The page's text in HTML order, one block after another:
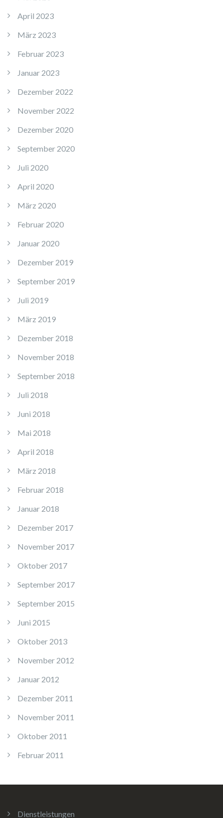
April 2023
März 2023
Februar 2023
Januar 2023
Dezember 2022
November 2022
Dezember 2020
September 2020
Juli 2020
April 2020
März 2020
Februar 2020
Januar 2020
Dezember 2019
September 2019
Juli 2019
März 2019
Dezember 2018
November 2018
September 2018
Juli 2018
Juni 2018
Mai 2018
April 2018
März 2018
Februar 2018
Januar 2018
Dezember 2017
November 2017
Oktober 2017
September 2017
September 2015
Juni 2015
Oktober 2013
November 2012
Januar 2012
Dezember 2011
November 2011
Oktober 2011
Februar 2011
Dienstleistungen